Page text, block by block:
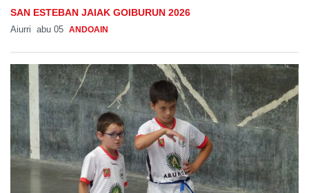
SAN ESTEBAN JAIAK GOIBURUN 2026
Aiurri abu 05 ANDOAIN